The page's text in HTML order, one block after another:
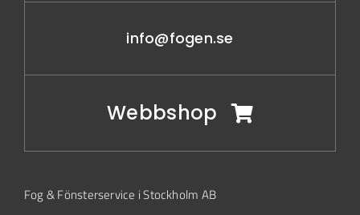
info@fogen.se
Webbshop
Fog & Fönsterservice i Stockholm AB